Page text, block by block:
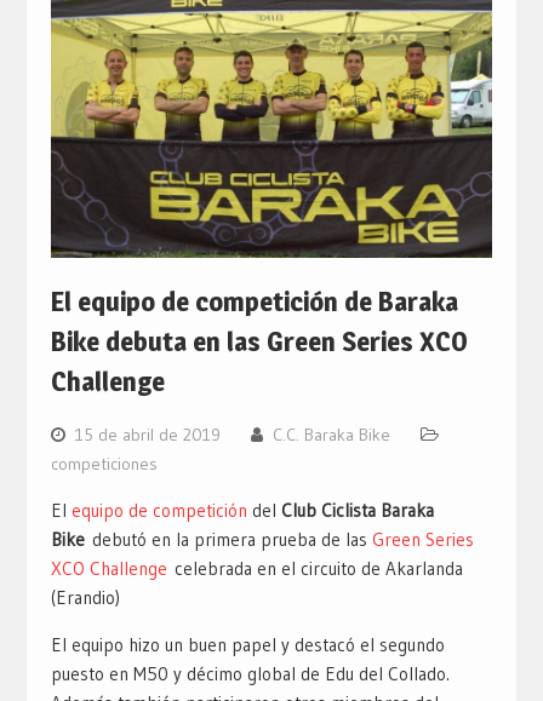
El equipo de competición de Baraka
Bike debuta en las Green Series XCO
Challenge
15 de abril de 2019
C.C. Baraka Bike
competiciones
El equipo de competición del Club Ciclista Baraka
Bikedebutó en la primera prueba de las Green Series
XCO Challenge celebrada en el circuito de Akarlanda
(Erandio)
El equipo hizo un buen papel y destacó el segundo
puesto en M50 y décimo global de Edu del Collado.